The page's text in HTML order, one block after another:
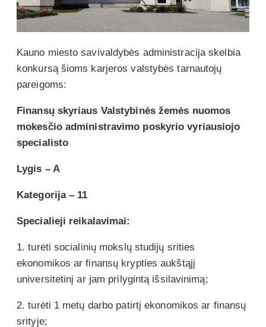
Kauno miesto savivaldybės administracija skelbia
konkursą šioms karjeros valstybės tarnautojų
pareigoms:
Finansų skyriaus Valstybinės žemės nuomos
mokesčio administravimo poskyrio vyriausiojo
specialisto
Lygis – A
Kategorija – 11
Specialieji reikalavimai:
1. turėti socialinių mokslų studijų srities
ekonomikos ar finansų krypties aukštąjį
universitetinį ar jam prilygintą išsilavinimą;
2. turėti 1 metų darbo patirtį ekonomikos ar finansų
srityje;